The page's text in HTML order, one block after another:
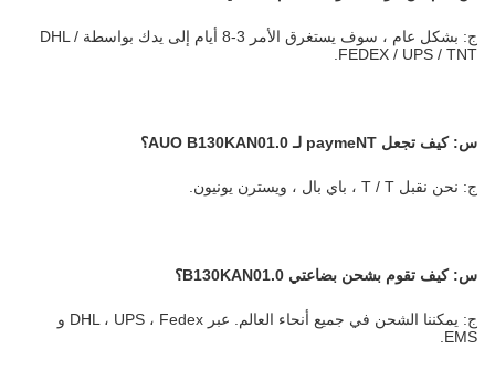
ج: بشكل عام ، سوف يستغرق الأمر 3-8 أيام إلى يدك بواسطة DHL /
FEDEX / UPS / TNT.
س: كيف تجعل payme NT لـ AUO B130KAN01.0؟
ج: نحن نقبل T / T ، باي بال ، ويسترن يونيون.
س: كيف تقوم بشحن بضاعتي B130KAN01.0؟
ج: يمكننا الشحن في جميع أنحاء العالم. عبر DHL ، UPS ، Fedex و
EMS.